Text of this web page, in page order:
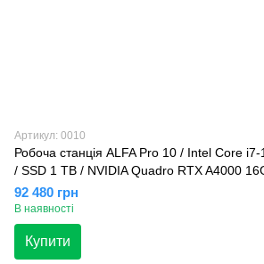
Артикул: 0010
Робоча станція ALFA Pro 10 / Intel Core
/ SSD 1 TB / NVIDIA Quadro RTX A4000
92 480 грн
В наявності
Купити